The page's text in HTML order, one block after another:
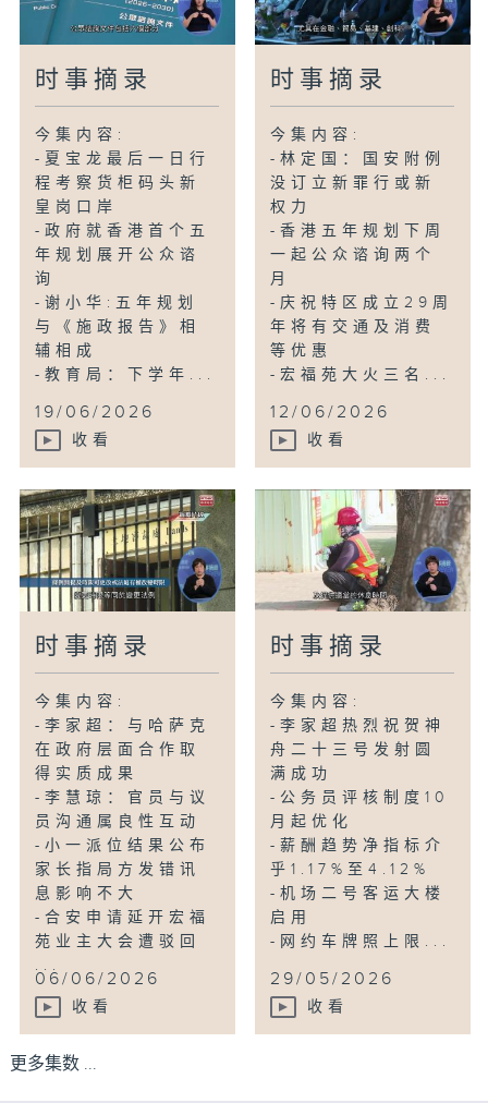
时事摘录
今集内容:
-夏宝龙最后一日行
程考察货柜码头新
皇岗口岸
-政府就香港首个五
年规划展开公众谘
询
-谢小华:五年规划
与《施政报告》相
辅相成
-教育局：下学年...
19/06/2026
收看
时事摘录
今集内容:
-林定国：国安附例
没订立新罪行或新
权力
-香港五年规划下周
一起公众谘询两个
月
-庆祝特区成立29周
年将有交通及消费
等优惠
-宏福苑大火三名...
12/06/2026
收看
时事摘录
今集内容:
-李家超：与哈萨克
在政府层面合作取
得实质成果
-李慧琼：官员与议
员沟通属良性互动
-小一派位结果公布
家长指局方发错讯
息影响不大
-合安申请延开宏福
苑业主大会遭驳回
...
06/06/2026
收看
时事摘录
今集内容:
-李家超热烈祝贺神
舟二十三号发射圆
满成功
-公务员评核制度10
月起优化
-薪酬趋势净指标介
乎1.17%至4.12%
-机场二号客运大楼
启用
-网约车牌照上限...
29/05/2026
收看
更多集数 ...